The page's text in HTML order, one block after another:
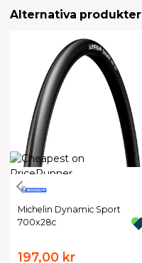
Alternativa produkter
Michelin Dynamic Sport
700x28c
197,00 kr